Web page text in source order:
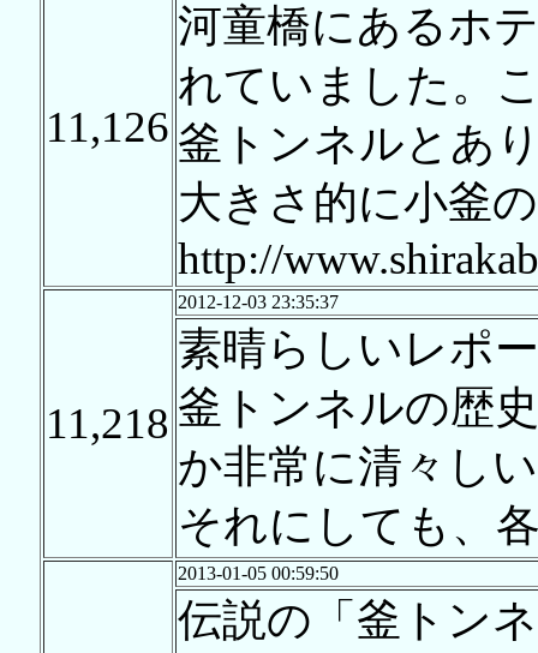
11,126
河童橋にあるホ
れていました。
釜トンネルとあ
大きさ的に小釜
http://
11,218
2012-12-03 23:35:37
素晴らしいレポ
釜トンネルの歴
か非常に清々し
それにしても、
2013-01-05 00:59:50
伝説の「釜トン